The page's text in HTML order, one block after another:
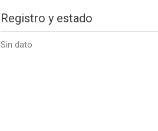
Registro y estado
Sin dato